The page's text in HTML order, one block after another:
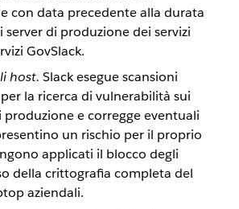
con data precedente alla durata
server di produzione dei servizi
GovSlack.
host. Slack esegue scansioni
la ricerca di vulnerabilità sui
e corregge eventuali
un rischio per il proprio
applicati il blocco degli
della crittografia completa del
aziendali.